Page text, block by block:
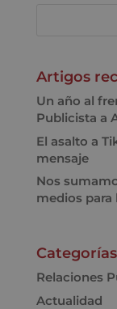
Artigos
Un año al
Publicista a
El asalto a
mensaje
Nos
medios para
Categorías
Relaciones
Actualidad